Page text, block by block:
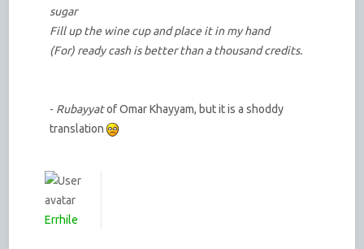
sugar
Fill up the wine cup and place it in my hand
(For) ready cash is better than a thousand credits.
- Rubayyatof Omar Khayyam, but it is a shoddy
translation
Errhile